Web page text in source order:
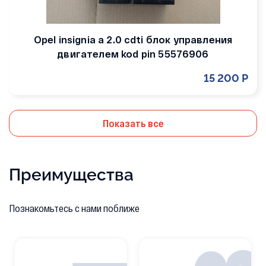
Opel insignia a 2.0 cdti блок управления
двигателем kod pin 55576906
15 200 Р
Показать все
Преимущества
Познакомьтесь с нами поближе